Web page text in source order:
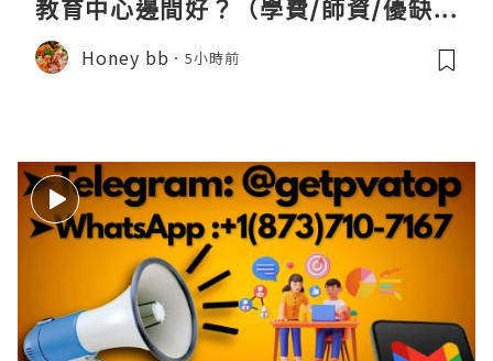
教育中心邊間好？（學費/師資/優缺點
全攻略）
Honey bb 5小時前